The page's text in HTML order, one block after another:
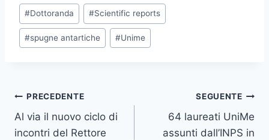
Tag
articolo:
#Dottoranda #Scientific reports
#spugne antartiche #Unime
Navigazione
articoli
PRECEDENTE
Al via il nuovo ciclo di
incontri del Rettore
SEGUENTE
64 laureati UniMe
assunti dall’INPS in